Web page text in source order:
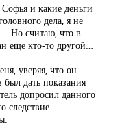
и какие деньги
дела, я не
– Но считаю, что в
еще кто-то другой…
уверяя, что он
дать показания
допросил данного
следствие